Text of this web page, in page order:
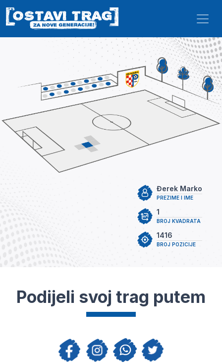
Skip to main content
PREZIME I IME
Đerek Marko
BROJ KVADRATA
1
BROJ POZICIJE
1416
Podijeli svoj trag putem